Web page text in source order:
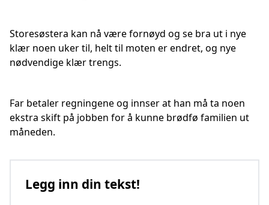
Storesøstera kan nå være fornøyd og se bra ut i nye
klær noen uker til, helt til moten er endret, og nye
nødvendige klær trengs.
Far betaler regningene og innser at han må ta noen
ekstra skift på jobben for å kunne brødfø familien ut
måneden.
Legg inn din tekst!